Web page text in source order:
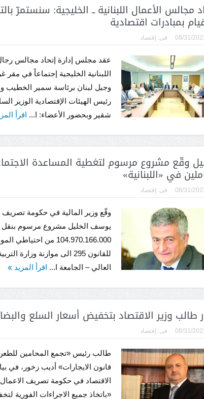
مجالس الأعمال اللبنانية ــ الخليجية: سنستمرّ
بمبادرات اقتصادية
08/31/ فى: إقتصاد
عقد مجلس إدارة إتحاد مجالس
اللبنانية الخليجية إجتماعاً في مقر
وجبل لبنان برئاسة سمير الخطيب
رئيس الهيئات الإقتصادية الوزير
شقير وبحضور الأعضاء: ا... اقرأ
وقّع مشروع مرسوم لتغطية المساعدة
في «اللبنانية»
08/31/ فى: إقتصاد
وقّع وزير المالية في حكومة تصريف
يوسف الخليل مشروع مرسوم بنقل
104.970.166.000 من
للقانون 295 الى موازنة وزارة
العالي – الجامعة ا... اقرأ المزيد
طالب وزير الاقتصاد بتخفيض أسعار السلع
08/31/ فى: إقتصاد
طالب رئيس «تجمع المحامين
قانون الايجارات» أديب زخور، في
الاقتصاد في حكومة تصريف
«باتخاذ جميع الاجراءات الفورية